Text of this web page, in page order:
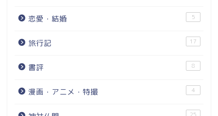
恋愛・結婚 5
旅行記 17
書評 8
漫画・アニメ・特撮 4
25